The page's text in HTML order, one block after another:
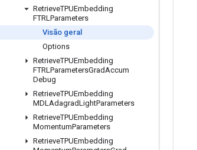
RetrieveTPUEmbedding
FTRLParameters
Visão geral
Options
RetrieveTPUEmbedding
FTRLParametersGradAccum
Debug
RetrieveTPUEmbedding
MDLAdagradLightParameters
RetrieveTPUEmbedding
MomentumParameters
RetrieveTPUEmbedding